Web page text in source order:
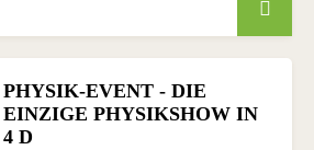
PHYSIK-EVENT - DIE
EINZIGE PHYSIKSHOW IN
4 D